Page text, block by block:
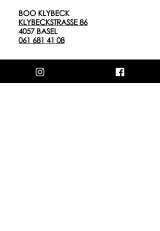
BOO KLYBECK
KLYBECKSTRASSE 86
4057 BASEL
061 681 41 08